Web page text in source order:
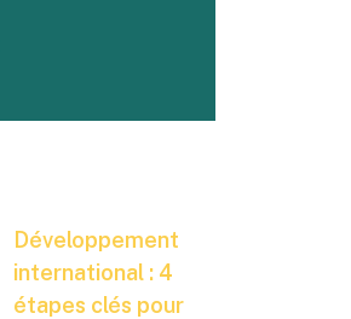
Développement
international : 4
étapes clés pour